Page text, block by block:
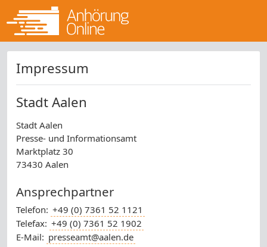
Impressum
Stadt Aalen
Stadt Aalen
Presse- und Informationsamt
Marktplatz 30
73430 Aalen
Ansprechpartner
Telefon: +49 (0) 7361 52 1121
Telefax: +49 (0) 7361 52 1902
E-Mail: presseamt@aalen.de